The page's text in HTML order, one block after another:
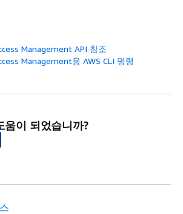
Management API 참조
Management용 AWS CLI 명령
움이 되었습니까?